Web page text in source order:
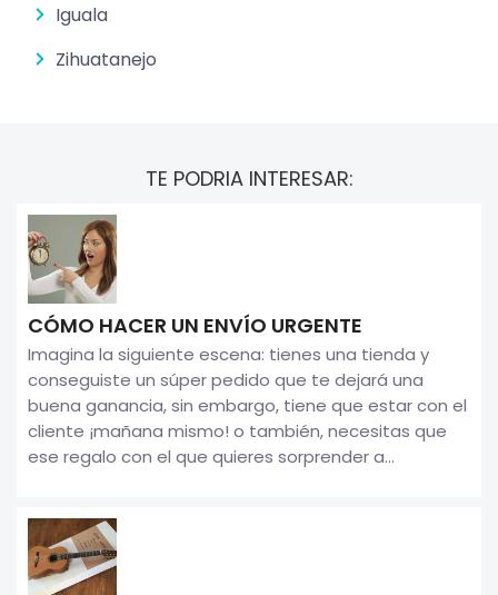
Iguala
Zihuatanejo
TE PODRIA INTERESAR:
CÓMO HACER UN ENVÍO URGENTE
Imagina la siguiente escena: tienes una tienda y
conseguiste un súper pedido que te dejará una
buena ganancia, sin embargo, tiene que estar con el
cliente ¡mañana mismo! o también, necesitas que
ese regalo con el que quieres sorprender a...